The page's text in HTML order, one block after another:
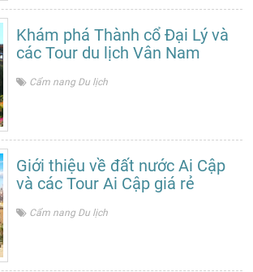
Khám phá Thành cổ Đại Lý và
các Tour du lịch Vân Nam
Cẩm nang Du lịch
Giới thiệu về đất nước Ai Cập
và các Tour Ai Cập giá rẻ
Cẩm nang Du lịch